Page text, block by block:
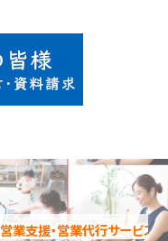
営業支援・営業代行サービス